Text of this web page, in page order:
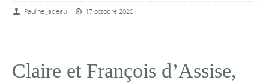
Pauline Jadeau 17 octobre 2020
Claire et François d’Assise,